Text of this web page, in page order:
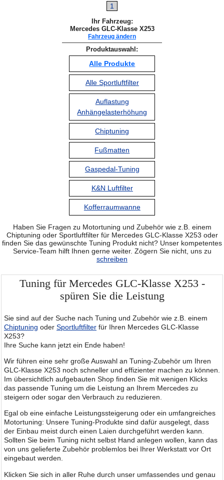
1
Ihr Fahrzeug:
Mercedes GLC-Klasse X253
Fahrzeug ändern
Produktauswahl:
Alle Produkte
Alle Sportluftfilter
Auflastung
Anhängelasterhöhung
Chiptuning
Fußmatten
Gaspedal-Tuning
K&N Luftfilter
Kofferraumwanne
Haben Sie Fragen zu Motortuning und Zubehör wie z.B. einem
Chiptuning oder Sportluftfilter für Mercedes GLC-Klasse X253 oder
finden Sie das gewünschte Tuning Produkt nicht? Unser kompetentes
Service-Team hilft Ihnen gerne weiter. Zögern Sie nicht, uns zu
schreiben
Tuning für Mercedes GLC-Klasse X253 -
spüren Sie die Leistung
Sie sind auf der Suche nach Tuning und Zubehör wie z.B. einem
Chiptuning oder Sportluftfilter für Ihren Mercedes GLC-Klasse
X253?
Ihre Suche kann jetzt ein Ende haben!
Wir führen eine sehr große Auswahl an Tuning-Zubehör um Ihren
GLC-Klasse X253 noch schneller und effizienter machen zu können.
Im übersichtlich aufgebauten Shop finden Sie mit wenigen Klicks
das passende Tuning um die Leistung an Ihrem Mercedes zu
steigern oder sogar den Verbrauch zu reduzieren.
Egal ob eine einfache Leistungssteigerung oder ein umfangreiches
Motortuning: Unsere Tuning-Produkte sind dafür ausgelegt, dass
der Einbau meist durch einen Laien durchgeführt werden kann.
Sollten Sie beim Tuning nicht selbst Hand anlegen wollen, kann das
von uns gelieferte Zubehör problemlos bei Ihrer Werkstatt vor Ort
eingebaut werden.
Klicken Sie sich in aller Ruhe durch unser umfassendes und genau